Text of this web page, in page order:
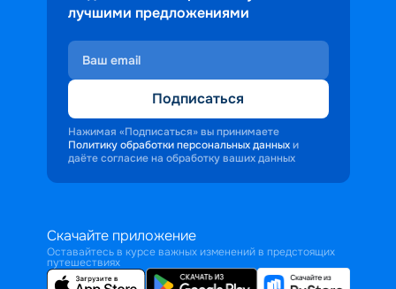
лучшими предложениями
Подписаться
Нажимая «Подписаться» вы принимаете
Политику обработки персональных данных и
даёте согласие на обработку ваших данных
Скачайте приложение
Оставайтесь в курсе важных изменений в предстоящих
путешествиях